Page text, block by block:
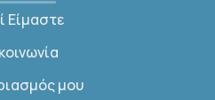
Είμαστε
μου